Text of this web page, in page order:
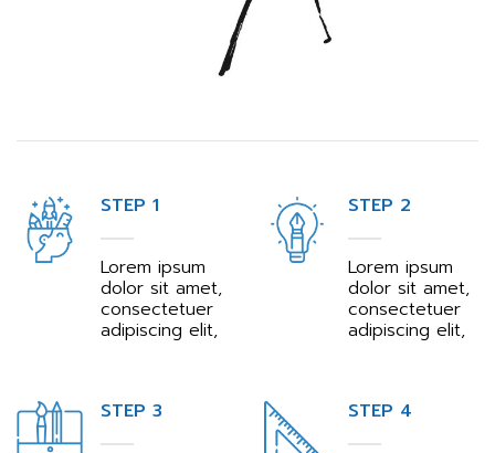
STEP 1
Lorem ipsum
dolor sit amet,
consectetuer
adipiscing elit,
STEP 2
Lorem ipsum
dolor sit amet,
consectetuer
adipiscing elit,
STEP 3 STEP 4